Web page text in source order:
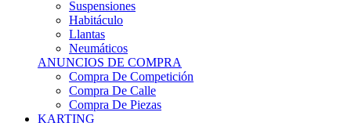
Suspensiones
Habitáculo
Llantas
Neumáticos
ANUNCIOS DE COMPRA
Compra De Competición
Compra De Calle
Compra De Piezas
KARTING